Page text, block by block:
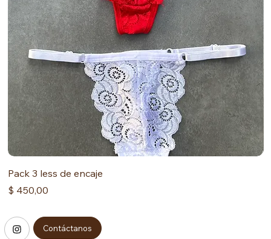
Pack 3 less de encaje
Precio
$ 450,00
Contáctanos